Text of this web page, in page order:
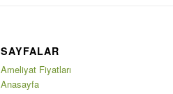
SAYFALAR
Ameliyat Fiyatları
Anasayfa